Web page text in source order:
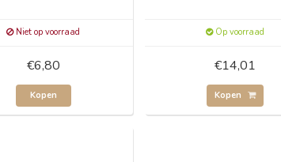
Niet op voorraad
€6,80
Kopen
Op voorraad
€14,01
Kopen